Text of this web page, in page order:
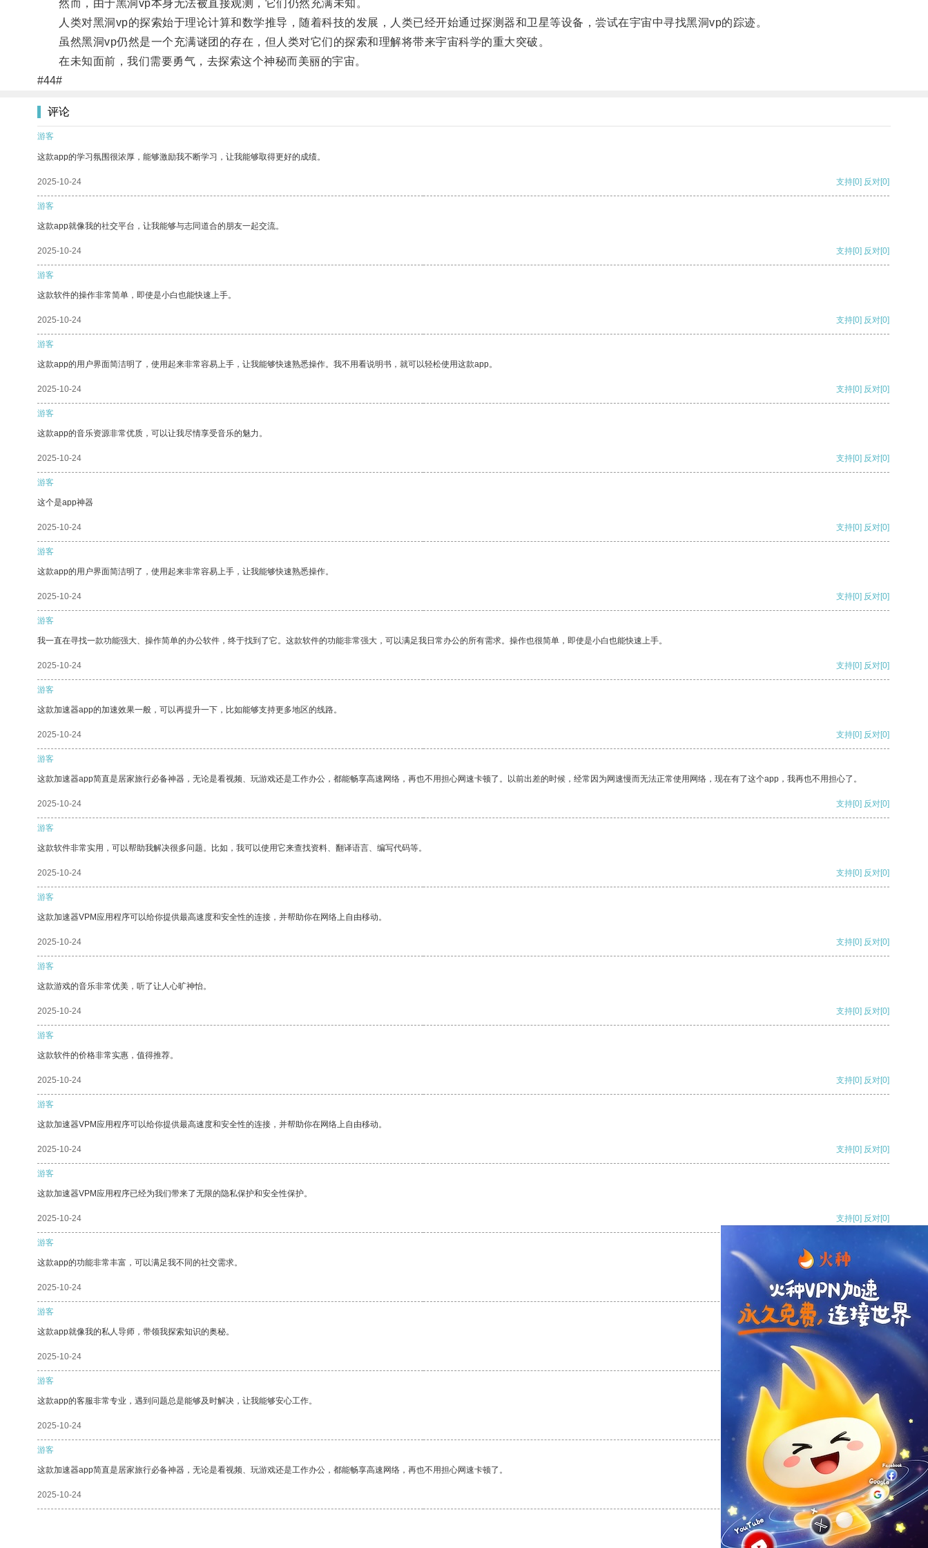
然而，由于黑洞vp本身无法被直接观测，它们仍然充满未知。
人类对黑洞vp的探索始于理论计算和数学推导，随着科技的发展，人类已经开始通过探测器和卫星等设备，尝试在宇宙中寻找黑洞vp的踪迹。
虽然黑洞vp仍然是一个充满谜团的存在，但人类对它们的探索和理解将带来宇宙科学的重大突破。
在未知面前，我们需要勇气，去探索这个神秘而美丽的宇宙。
#44#
评论
游客
这款app的学习氛围很浓厚，能够激励我不断学习，让我能够取得更好的成绩。
2025-10-24 支持[0] 反对[0]
游客
这款app就像我的社交平台，让我能够与志同道合的朋友一起交流。
2025-10-24 支持[0] 反对[0]
游客
这款软件的操作非常简单，即使是小白也能快速上手。
2025-10-24 支持[0] 反对[0]
游客
这款app的用户界面简洁明了，使用起来非常容易上手，让我能够快速熟悉操作。我不用看说明书，就可以轻松使用这款app。
2025-10-24 支持[0] 反对[0]
游客
这款app的音乐资源非常优质，可以让我尽情享受音乐的魅力。
2025-10-24 支持[0] 反对[0]
游客
这个是app神器
2025-10-24 支持[0] 反对[0]
游客
这款app的用户界面简洁明了，使用起来非常容易上手，让我能够快速熟悉操作。
2025-10-24 支持[0] 反对[0]
游客
我一直在寻找一款功能强大、操作简单的办公软件，终于找到了它。这款软件的功能非常强大，可以满足我日常办公的所有需求。操作也很简单，即使是小白也能快速上手。
2025-10-24 支持[0] 反对[0]
游客
这款加速器app的加速效果一般，可以再提升一下，比如能够支持更多地区的线路。
2025-10-24 支持[0] 反对[0]
游客
这款加速器app简直是居家旅行必备神器，无论是看视频、玩游戏还是工作办公，都能畅享高速网络，再也不用担心网速卡顿了。以前出差的时候，经常因为网速慢而无法正常使用网络，现在有了这个app，我再也不用担心了。
2025-10-24 支持[0] 反对[0]
游客
这款软件非常实用，可以帮助我解决很多问题。比如，我可以使用它来查找资料、翻译语言、编写代码等。
2025-10-24 支持[0] 反对[0]
游客
这款加速器VPM应用程序可以给你提供最高速度和安全性的连接，并帮助你在网络上自由移动。
2025-10-24 支持[0] 反对[0]
游客
这款游戏的音乐非常优美，听了让人心旷神怡。
2025-10-24 支持[0] 反对[0]
游客
这款软件的价格非常实惠，值得推荐。
2025-10-24 支持[0] 反对[0]
游客
这款加速器VPM应用程序可以给你提供最高速度和安全性的连接，并帮助你在网络上自由移动。
2025-10-24 支持[0] 反对[0]
游客
这款加速器VPM应用程序已经为我们带来了无限的隐私保护和安全性保护。
2025-10-24 支持[0] 反对[0]
游客
这款app的功能非常丰富，可以满足我不同的社交需求。
2025-10-24 支持[0] 反对
游客
这款app就像我的私人导师，带领我探索知识的奥秘。
2025-10-24 支持
游客
这款app的客服非常专业，遇到问题总是能够及时解决，让我能够安心工作。
2025-10-24 反对 [0]
游客
这款加速器app简直是居家旅行必备神器，无论是看视频、玩游戏还是工作办公，都能畅享高速网络，再也不用担心网速卡顿了。
2025-10-24 支持[0] 反对[0]